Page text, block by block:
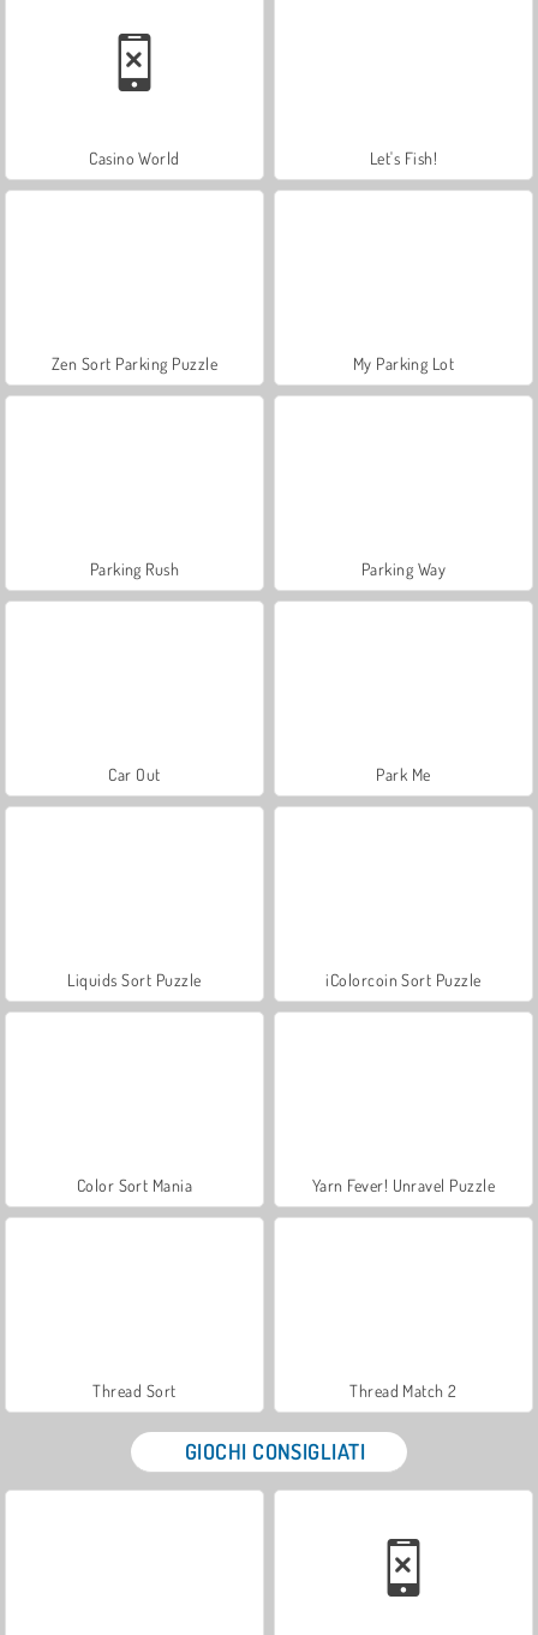
Casino World Let's Fish!
Zen Sort Parking Puzzle My Parking Lot
Parking Rush Parking Way
Car Out Park Me
Liquids Sort Puzzle iColorcoin Sort Puzzle
Color Sort Mania Yarn Fever! Unravel Puzzle
Thread Sort Thread Match 2
GIOCHI CONSIGLIATI